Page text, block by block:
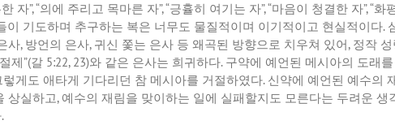
자”, “의에 주리고 목마른 자”, “긍휼히 여기는 자”, “마음이 청결한 자”, “화
이 기도하며 추구하는 복은 너무도 물질적이며 이기적이고 현실적이다.
사, 방언의 은사, 귀신 쫓는 은사 등 왜곡된 방향으로 치우쳐 있어, 정작
제”(갈 5:22, 23)와 같은 은사는 희귀하다. 구약에 예언된 메시아의 도래
렇게도 애타게 기다리던 참 메시아를 거절하였다. 신약에 예언된 예수의
상실하고, 예수의 재림을 맞이하는 일에 실패할지도 모른다는 두려운 생
.